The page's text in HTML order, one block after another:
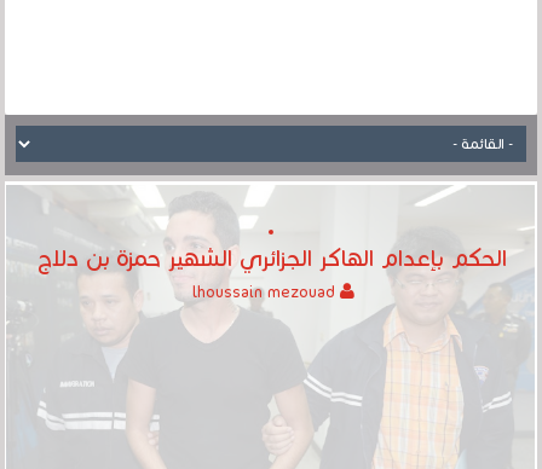
الحكم بإعدام الهاكر الجزائري الشهير حمزة بن دلاج